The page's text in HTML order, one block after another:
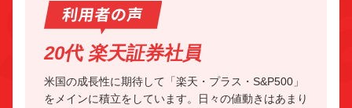
20代 楽天証券社員
米国の成長性に期待して「楽天・プラス・S&P500」
をメインに積立をしています。日々の値動きはあまり